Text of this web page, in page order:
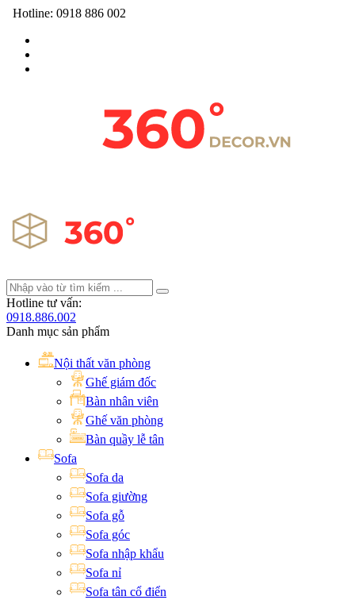
Hotline: 0918 886 002
Hotline tư vấn:
0918.886.002
Danh mục sản phẩm
Nội thất văn phòng
Ghế giám đốc
Bàn nhân viên
Ghế văn phòng
Bàn quầy lễ tân
Sofa
Sofa da
Sofa giường
Sofa gỗ
Sofa góc
Sofa nhập khẩu
Sofa nỉ
Sofa tân cổ điển